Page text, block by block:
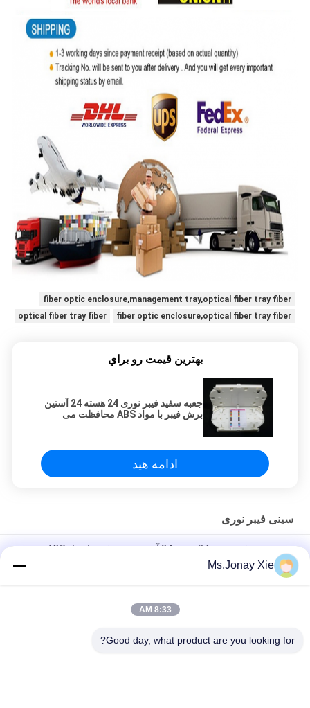
fiber optic enclosure,management tray,optical fiber tray fiber
fiber optic enclosure,optical fiber tray fiber
optical fiber tray fiber
بهترين قيمت رو براي
جعبه سفید فیبر نوری 24 هسته 24 آستین
برش فیبر با مواد ABS محافظت می
ادامه هید
سینی فیبر نوری
جعبه سفید فیبر نوری 24 هسته 24 آستین برش فیبر با مواد ABS
محافظت می شود
جعبه فیبر فیبر رنگی فیلیپس / جعبه فیبر نوری جعبه 24 هسته 24 فیبر
Ms.Jonay Xie
8:33 AM
Good day, what product are you looking for?